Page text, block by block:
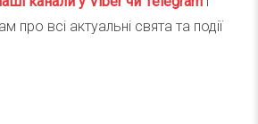
про всі актуальні свята та події